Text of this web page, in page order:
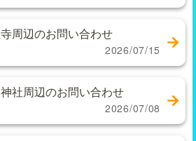
周辺のお問い合わせ
2026/07/15
社周辺のお問い合わせ
2026/07/08